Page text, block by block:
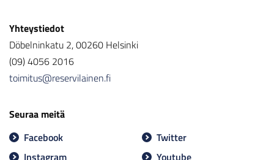
Yhteystiedot
Döbelninkatu 2, 00260 Helsinki
(09) 4056 2016
toimitus@reservilainen.fi
Seuraa meitä
Facebook
Twitter
Instagram
Youtube